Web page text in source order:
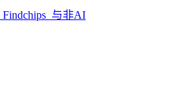
Findchips 与非AI